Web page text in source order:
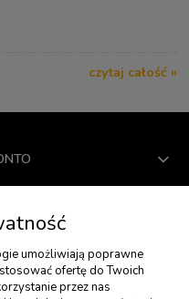
czytaj całość »
umożliwiają poprawne
ofertę do Twoich
przez nas